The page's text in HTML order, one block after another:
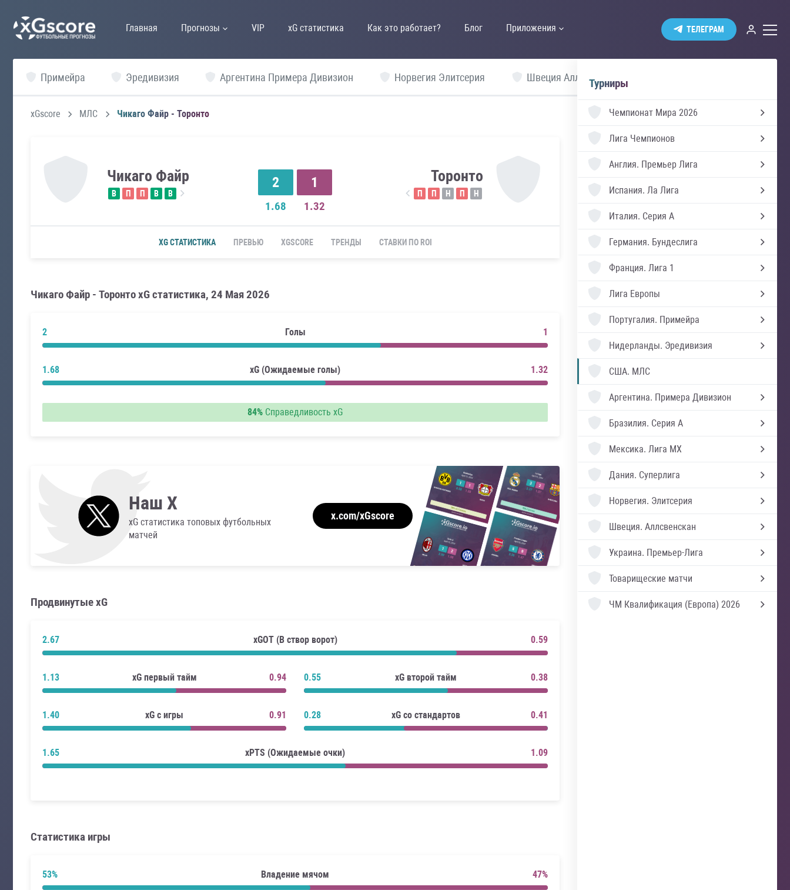
Главная Прогнозы VIP xG статистика Как это работает? Блог Приложения ТЕЛЕГРАМ
Примейра Эредивизия Аргентина Примера Дивизион Норвегия Элитсерия Швеция Аллсвенскан
xGscore МЛС Чикаго Файр - Торонто
Чикаго Файр
В П П В В
2
1.68
1
1.32
Торонто
П П Н П Н
XG СТАТИСТИКА ПРЕВЬЮ XGSCORE ТРЕНДЫ СТАВКИ ПО ROI
Чикаго Файр - Торонто xG статистика, 24 Мая 2026
2 Голы 1
1.68 xG (Ожидаемые голы) 1.32
84% Справедливость xG
Наш X
xG статистика топовых футбольных
матчей
x.com/xGscore
Продвинутые xG
2.67 xGOT (В створ ворот) 0.59
1.13 xG первый тайм 0.94 0.55 xG второй тайм 0.38
1.40 xG с игры 0.91 0.28 xG со стандартов 0.41
1.65 xPTS (Ожидаемые очки) 1.09
Статистика игры
53% Владение мячом 47%
Турниры
Чемпионат Мира 2026
Лига Чемпионов
Англия. Премьер Лига
Испания. Ла Лига
Италия. Серия А
Германия. Бундеслига
Франция. Лига 1
Лига Европы
Португалия. Примейра
Нидерланды. Эредивизия
США. МЛС
Аргентина. Примера Дивизион
Бразилия. Серия А
Мексика. Лига MX
Дания. Суперлига
Норвегия. Элитсерия
Швеция. Аллсвенскан
Украина. Премьер-Лига
Товарищеские матчи
ЧМ Квалификация (Европа) 2026